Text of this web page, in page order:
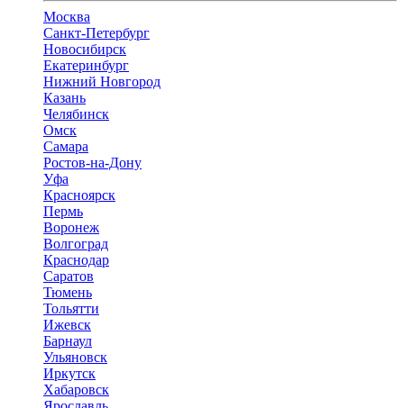
Москва
Санкт-Петербург
Новосибирск
Екатеринбург
Нижний Новгород
Казань
Челябинск
Омск
Самара
Ростов-на-Дону
Уфа
Красноярск
Пермь
Воронеж
Волгоград
Краснодар
Саратов
Тюмень
Тольятти
Ижевск
Барнаул
Ульяновск
Иркутск
Хабаровск